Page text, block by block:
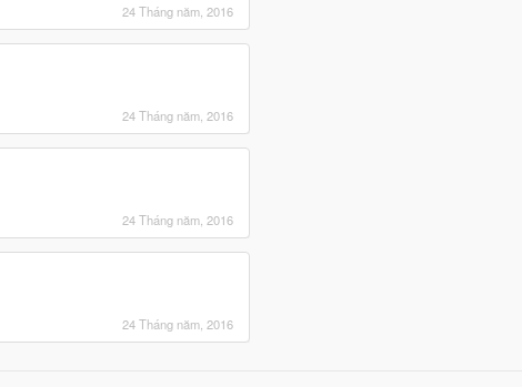
24 Tháng năm, 2016
24 Tháng năm, 2016
24 Tháng năm, 2016
24 Tháng năm, 2016